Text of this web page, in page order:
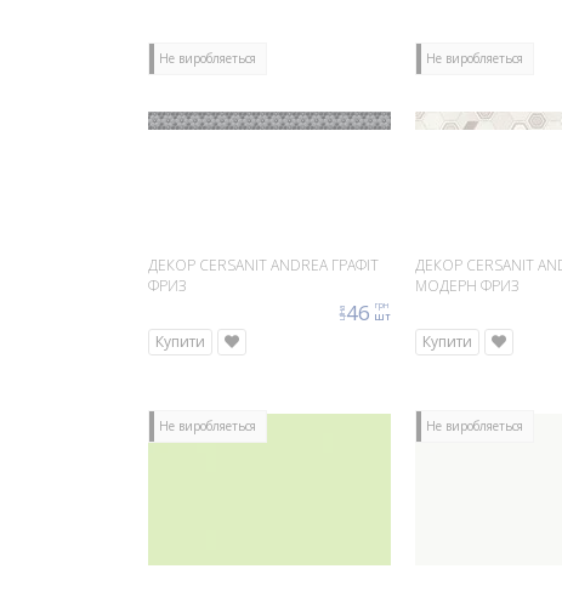
Не виробляеться
ДЕКОР CERSANIT ANDREA ГРАФІТ
ФРИЗ
ціна46 грн
шт
Купити
Не виробляеться
ДЕКОР CERSANIT
МОДЕРН ФРИЗ
Купити
Не виробляеться Не виробляеться